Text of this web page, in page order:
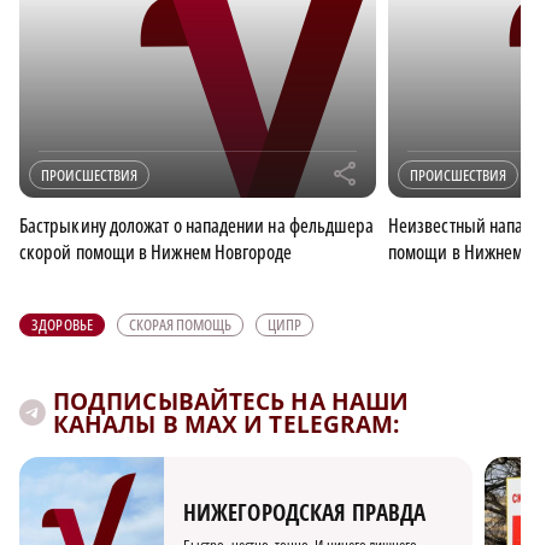
ПРОИСШЕСТВИЯ r
Бастрыкину доложат о нападении на фельдшера
скорой помощи в Нижнем Новгороде
ПРОИСШЕСТВИЯ
Неизвестный
помощи в Нижнем
ЗДОРОВЬЕ СКОРАЯ ПОМОЩЬ ЦИПР
ПОДПИСЫВАЙТЕСЬ НА НАШИ
КАНАЛЫ В MAX И TELEGRAM:
НИЖЕГОРОДСКАЯ ПРАВДА